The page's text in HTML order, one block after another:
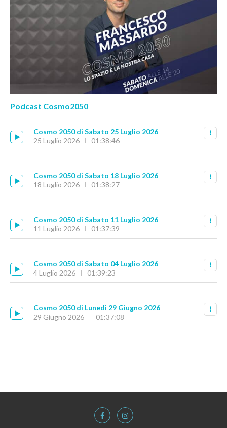
Podcast Cosmo2050
Cosmo 2050 di Sabato 25 Luglio 2026
25 Luglio 2026
01:38:46
Cosmo 2050 di Sabato 18 Luglio 2026
18 Luglio 2026
01:38:27
Cosmo 2050 di Sabato 11 Luglio 2026
11 Luglio 2026
01:37:39
Cosmo 2050 di Sabato 04 Luglio 2026
4 Luglio 2026
01:39:23
Cosmo 2050 di Lunedì 29 Giugno 2026
29 Giugno 2026
01:37:08